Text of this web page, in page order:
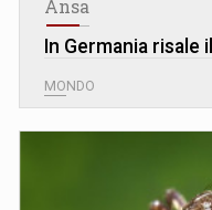
Ansa
In Germania risale
MONDO